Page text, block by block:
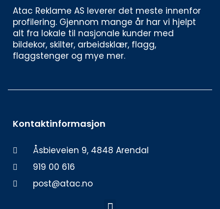
Atac Reklame AS leverer det meste innenfor
profilering. Gjennom mange år har vi hjelpt
alt fra lokale til nasjonale kunder med
bildekor, skilter, arbeidsklær, flagg,
flaggstenger og mye mer.
Kontaktinformasjon
Åsbieveien 9, 4848 Arendal
919 00 616
post@atac.no
Meny